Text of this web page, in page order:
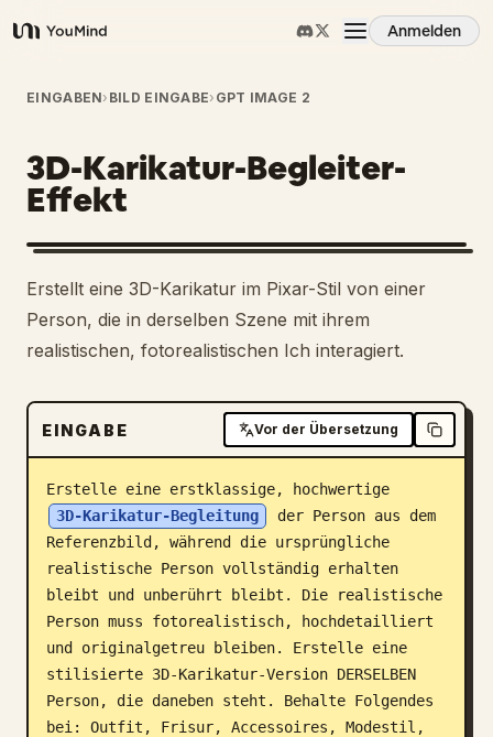
YouMind
Anmelden
Übersicht
Anwendungsfälle
Fähigkeiten
Prompts
Download
Blog
Updates
EINGABEN› BILD EINGABE› GPT IMAGE 2
3D-Karikatur-Begleiter-
Effekt
Erstellt eine 3D-Karikatur im Pixar-Stil von einer
Person, die in derselben Szene mit ihrem
realistischen, fotorealistischen Ich interagiert.
EINGABE Vor der Übersetzung
Erstelle eine erstklassige, hochwertige
3D-Karikatur-Begleitung
der Person aus dem
Referenzbild, während die ursprüngliche
realistische Person vollständig erhalten
bleibt und unberührt bleibt. Die realistische
Person muss fotorealistisch, hochdetailliert
und originalgetreu bleiben. Erstelle eine
stilisierte 3D-Karikatur-Version DERSELBEN
Person, die daneben steht. Behalte Folgendes
bei: Outfit, Frisur, Accessoires, Modestil,